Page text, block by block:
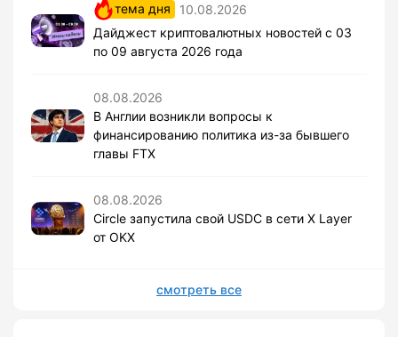
тема дня
10.08.2026
Дайджест криптовалютных новостей с 03
по 09 августа 2026 года
08.08.2026
В Англии возникли вопросы к
финансированию политика из-за бывшего
главы FTX
08.08.2026
Circle запустила свой USDC в сети X Layer
от OKX
смотреть все